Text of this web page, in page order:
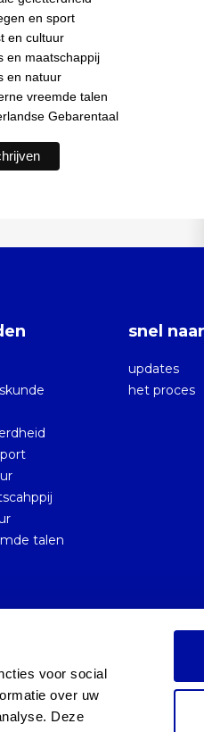
voor social
over uw
Deze
en sport
en cultuur
en maatschappij
en natuur
vreemde talen
Gebarentaal
talen
snel naar
updates
het proces